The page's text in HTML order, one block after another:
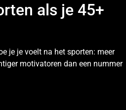
als je 45+
je je voelt na het sporten: meer
motivatoren dan een nummer